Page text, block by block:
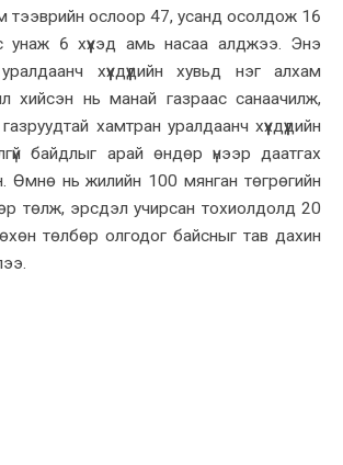
тээврийн ослоор 47, усанд осолдож 16
унаж 6 хүүхэд амь насаа алджээ. Энэ
хүүхдүүдийн хувьд нэг алхам
хийсэн нь манай газраас санаачилж,
хамтран уралдаанч хүүхдүүдийн
байдлыг арай өндөр үнээр даатгах
Өмнө нь жилийн 100 мянган төгрөгийн
төлж, эрсдэл учирсан тохиолдолд 20
төлбөр олгодог байсныг тав дахин